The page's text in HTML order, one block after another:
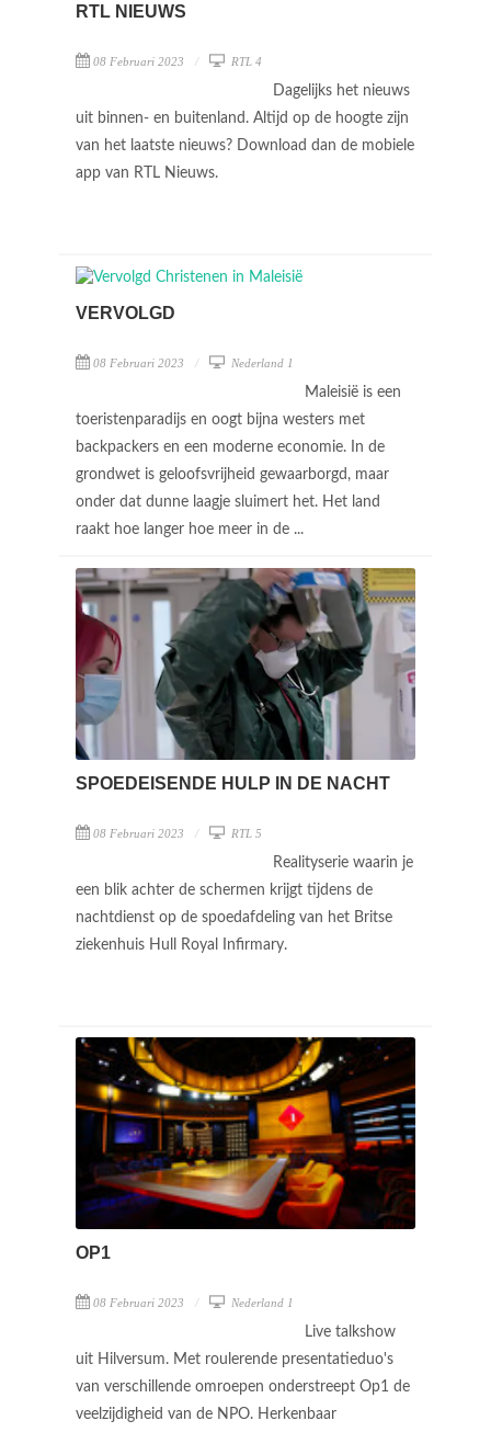
RTL NIEUWS
08 Februari 2023 RTL 4
Dagelijks het nieuws
uit binnen- en buitenland. Altijd op de hoogte zijn
van het laatste nieuws? Download dan de mobiele
app van RTL Nieuws.
VERVOLGD
08 Februari 2023 Nederland 1
Maleisië is een
toeristenparadijs en oogt bijna westers met
backpackers en een moderne economie. In de
grondwet is geloofsvrijheid gewaarborgd, maar
onder dat dunne laagje sluimert het. Het land
raakt hoe langer hoe meer in de ...
SPOEDEISENDE HULP IN DE NACHT
08 Februari 2023 RTL 5
Realityserie waarin je
een blik achter de schermen krijgt tijdens de
nachtdienst op de spoedafdeling van het Britse
ziekenhuis Hull Royal Infirmary.
OP1
08 Februari 2023 Nederland 1
Live talkshow
uit Hilversum. Met roulerende presentatieduo's
van verschillende omroepen onderstreept Op1 de
veelzijdigheid van de NPO. Herkenbaar